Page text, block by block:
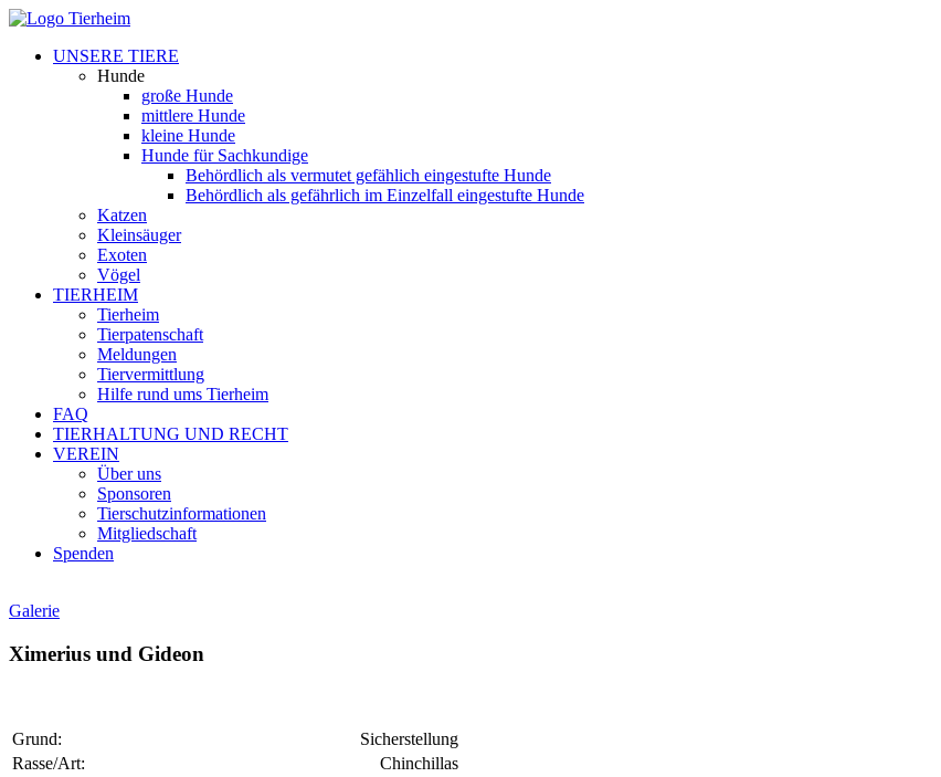
UNSERE TIERE
Hunde
große Hunde
mittlere Hunde
kleine Hunde
Hunde für Sachkundige
Behördlich als vermutet gefählich eingestufte Hunde
Behördlich als gefährlich im Einzelfall eingestufte Hunde
Katzen
Kleinsäuger
Exoten
Vögel
TIERHEIM
Tierheim
Tierpatenschaft
Meldungen
Tiervermittlung
Hilfe rund ums Tierheim
FAQ
TIERHALTUNG UND RECHT
VEREIN
Über uns
Sponsoren
Tierschutzinformationen
Mitgliedschaft
Spenden
Galerie
Ximerius und Gideon
Grund:
Sicherstellung
Rasse/Art:
Chinchillas